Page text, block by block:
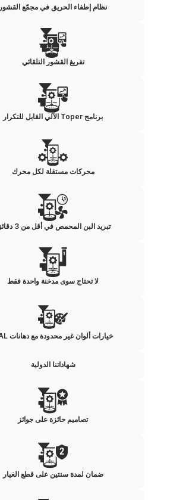
نظام إطفاء الحريق في مجمّع القشور
تفريغ القشور التلقائي
برنامج Toper الآلي القابل للتكرار
محركات مستقلة لكل محرك
تبريد البن المحمص في أقل من 3 دقائق
لا تحتاج سوى مدخنة واحدة فقط
خيارات ألوان غير محدودة مع دهانات RAL
شهاداتنا الدولية
تصاميم حائزة على جوائز
ضمان لمدة سنتين على قطع الغيار